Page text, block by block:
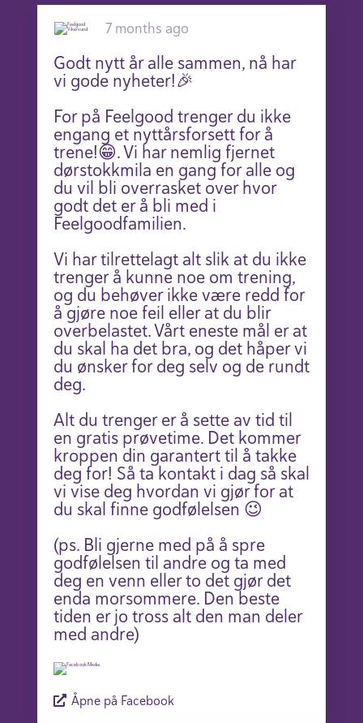
7 months ago
Godt nytt år alle sammen, nå har
vi gode nyheter!🎉
For på Feelgood trenger du ikke
engang et nyttårsforsett for å
trene!😁. Vi har nemlig fjernet
dørstokkmila en gang for alle og
du vil bli overrasket over hvor
godt det er å bli med i
Feelgoodfamilien.
Vi har tilrettelagt alt slik at du ikke
trenger å kunne noe om trening,
og du behøver ikke være redd for
å gjøre noe feil eller at du blir
overbelastet. Vårt eneste mål er at
du skal ha det bra, og det håper vi
du ønsker for deg selv og de rundt
deg.
Alt du trenger er å sette av tid til
en gratis prøvetime. Det kommer
kroppen din garantert til å takke
deg for! Så ta kontakt i dag så skal
vi vise deg hvordan vi gjør for at
du skal finne godfølelsen 😉
(ps. Bli gjerne med på å spre
godfølelsen til andre og ta med
deg en venn eller to det gjør det
enda morsommere. Den beste
tiden er jo tross alt den man deler
med andre)
Åpne på Facebook